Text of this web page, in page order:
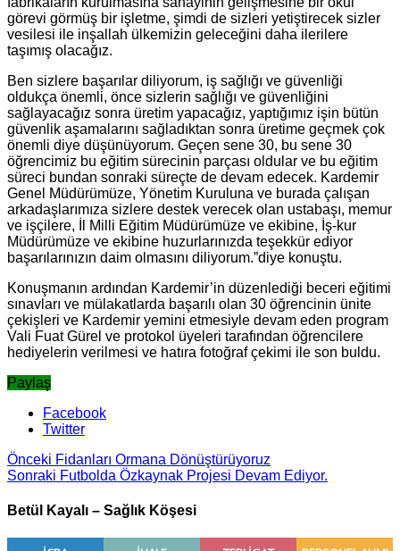
görevi görmüş bir işletme, şimdi de sizleri yetiştirecek sizler
vesilesi ile inşallah ülkemizin geleceğini daha ilerilere
taşımış olacağız.
Ben sizlere başarılar diliyorum, iş sağlığı ve güvenliği
oldukça önemli, önce sizlerin sağlığı ve güvenliğini
sağlayacağız sonra üretim yapacağız, yaptığımız işin bütün
güvenlik aşamalarını sağladıktan sonra üretime geçmek çok
önemli diye düşünüyorum. Geçen sene 30, bu sene 30
öğrencimiz bu eğitim sürecinin parçası oldular ve bu eğitim
süreci bundan sonraki süreçte de devam edecek. Kardemir
Genel Müdürümüze, Yönetim Kuruluna ve burada çalışan
arkadaşlarımıza sizlere destek verecek olan ustabaşı, memur
ve işçilere, İl Milli Eğitim Müdürümüze ve ekibine, İş-kur
Müdürümüze ve ekibine huzurlarınızda teşekkür ediyor
başarılarınızın daim olmasını diliyorum.”diye konuştu.
Konuşmanın ardından Kardemir’in düzenlediği beceri eğitimi
sınavları ve mülakatlarda başarılı olan 30 öğrencinin ünite
çekişleri ve Kardemir yemini etmesiyle devam eden program
Vali Fuat Gürel ve protokol üyeleri tarafından öğrencilere
hediyelerin verilmesi ve hatıra fotoğraf çekimi ile son buldu.
Paylaş
Facebook
Twitter
Önceki Fidanları Ormana Dönüştürüyoruz
Sonraki Futbolda Özkaynak Projesi Devam Ediyor.
Betül Kayalı – Sağlık Köşesi